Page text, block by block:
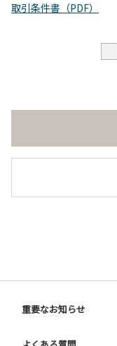
取引条件書（PDF）
重要なお知らせ